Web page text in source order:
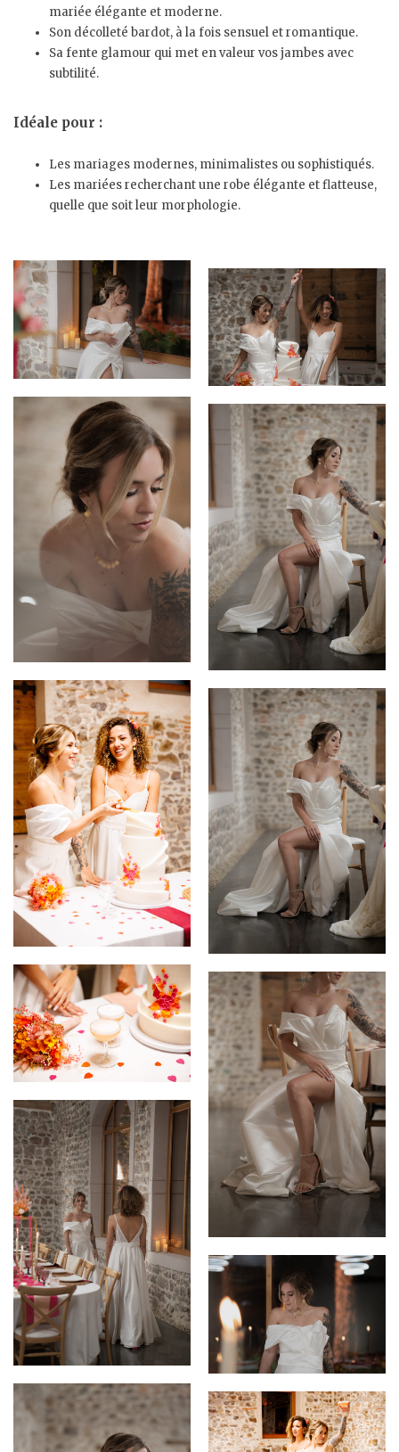
mariée élégante et moderne.
Son décolleté bardot, à la fois sensuel et romantique.
Sa fente glamour qui met en valeur vos jambes avec
subtilité.
Idéale pour :
Les mariages modernes, minimalistes ou sophistiqués.
Les mariées recherchant une robe élégante et flatteuse,
quelle que soit leur morphologie.